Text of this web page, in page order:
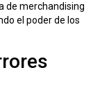
de merchandising
el poder de los